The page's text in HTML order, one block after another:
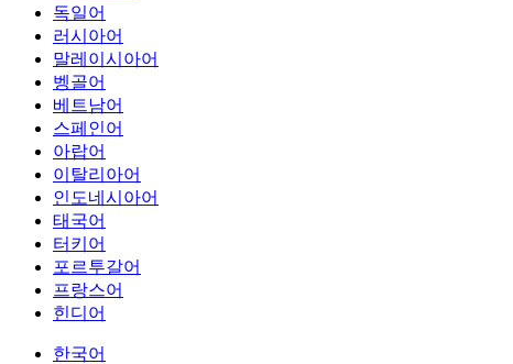
독일어
러시아어
말레이시아어
벵골어
베트남어
스페인어
아랍어
이탈리아어
인도네시아어
태국어
터키어
포르투갈어
프랑스어
힌디어
한국어